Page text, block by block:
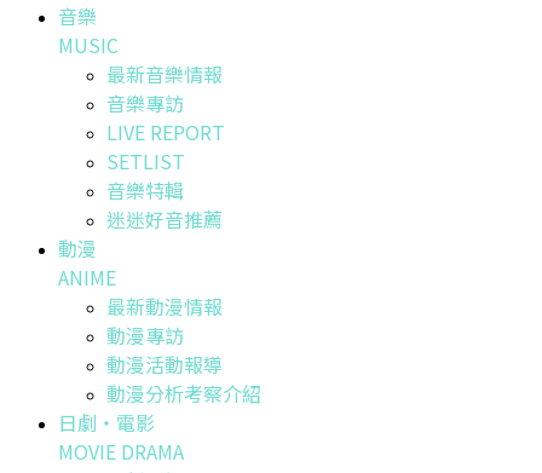
音樂
MUSIC
最新音樂情報
音樂專訪
LIVE REPORT
SETLIST
音樂特輯
迷迷好音推薦
動漫
ANIME
最新動漫情報
動漫專訪
動漫活動報導
動漫分析考察介紹
日劇・電影
MOVIE DRAMA